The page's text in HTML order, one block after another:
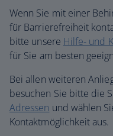
Wenn Sie mit einer
für Barrierefreiheit
bitte unsere Hilfe- und
für Sie am besten
Bei allen weiteren
besuchen Sie bitte die
Adressen und wählen
Kontaktmöglichkeit aus.